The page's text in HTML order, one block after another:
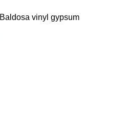
Baldosa vinyl gypsum